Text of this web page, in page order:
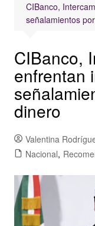
CIBanco,
señalamientos
CIBanco,
enfrentan
dinero
Valentina
Nacional,